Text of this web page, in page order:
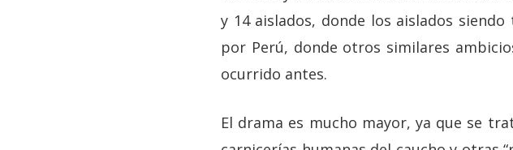
y 14 aislados, donde los aislados
por Perú, donde otros similares
ocurrido antes.
El drama es mucho mayor, ya que se